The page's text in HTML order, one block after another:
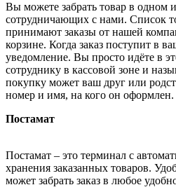
Вы можете забрать товар в одном
сотрудничающих с нами. Список
принимают заказы от нашей
корзине. Когда заказ поступит в
уведомление. Вы просто идёте в
сотруднику в кассовой зоне и
покупку может ваш друг или
номер и имя, на кого он оформлен.
Постамат
Постамат – это терминал с
хранения заказанных товаров.
может забрать заказ в любое